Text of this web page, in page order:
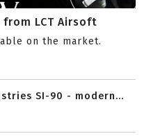
from LCT Airsoft
on the market.
SI-90 - modern...